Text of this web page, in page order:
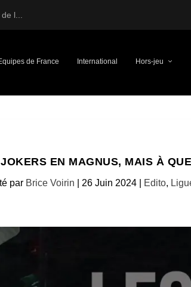
l...
de France International Hors-jeu
EN MAGNUS, MAIS À
par Brice Voirin 26 Juin 2024 Edito,